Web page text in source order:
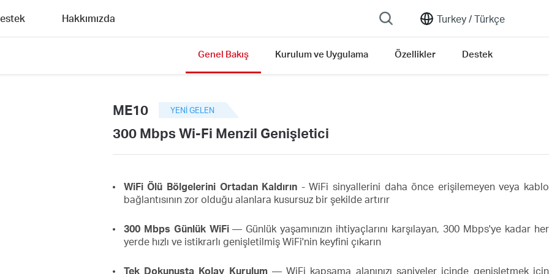
Turkey /Türkçe
Hakkımızda
Genel Bakış Kurulum ve Uygulama Özellikler Destek
ME10 YENI GELEN
300 Mbps Wi-Fi Menzil Genişletici
WiFi Ölü Bölgelerini Ortadan Kaldırın - WiFi sinyallerini daha önce erişilemeyen veya kablo
bağlantısının zor olduğu alanlara kusursuz bir şekilde artırır
300 Mbps Günlük WiFi— Günlük yaşamınızın ihtiyaçlarını karşılayan, 300 Mbps'ye kadar her
yerde hızlı ve istikrarlı genişletilmiş WiFi'nin keyfini çıkarın
Tek Dokunuşta Kolay Kurulum — WiFi kapsama alanınızı saniyeler içinde genişletmek için